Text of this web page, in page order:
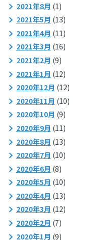
2021年8月 (1)
2021年5月 (13)
2021年4月 (11)
2021年3月 (16)
2021年2月 (9)
2021年1月 (12)
2020年12月 (12)
2020年11月 (10)
2020年10月 (9)
2020年9月 (11)
2020年8月 (13)
2020年7月 (10)
2020年6月 (8)
2020年5月 (10)
2020年4月 (13)
2020年3月 (12)
2020年2月 (7)
2020年1月 (9)